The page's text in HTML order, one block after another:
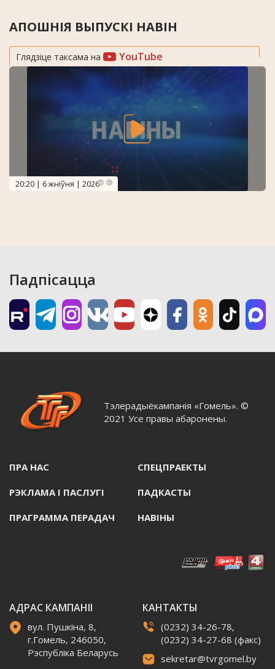
АПОШНІЯ ВЫПУСКІ НАВІН
Глядзіце таксама на YouTube
20:20 | 6 жніўня | 2026
Падпісацца
Тэлерадыёкампанія «Гомель». ©
2021 Усе правы абаронены.
ПРА НАС СПЕЦПРАЕКТЫ
РЭКЛАМА I ПАСЛУГI ПАДКАСТЫ
ПРАГРАММА ПЕРАДАЧ НАВIНЫ
АДРАС КАМПАНІІ
вул. Пушкіна, 8,
г.Гомель, 246050,
Рэспубліка Беларусь
КАНТАКТЫ
(0232) 34-26-78,
(0232) 34-27-68 (факс)
sekretar@tvrgomel.by